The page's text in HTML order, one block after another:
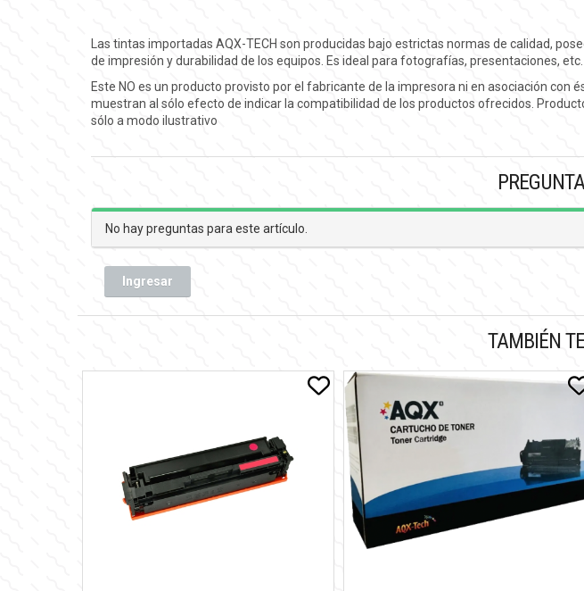
Las tintas importadas AQX-TECH son producidas bajo estrictas normas de calidad,
de impresión y durabilidad de los equipos. Es ideal para fotografías, presentaciones,
Este NO es un producto provisto por el fabricante de la impresora ni en asociación
muestran al sólo efecto de indicar la compatibilidad de los productos ofrecidos.
sólo a modo ilustrativo
No hay preguntas para este artículo.
Ingresar
TAMBIÉN